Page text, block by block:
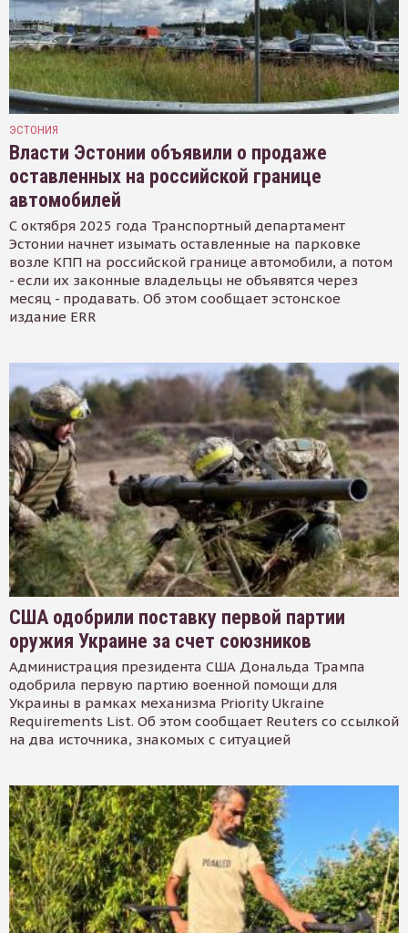
ЭСТОНИЯ
Власти Эстонии объявили о продаже
оставленных на российской границе
автомобилей
С октября 2025 года Транспортный департамент
Эстонии начнет изымать оставленные на парковке
возле КПП на российской границе автомобили, а потом
- если их законные владельцы не объявятся через
месяц - продавать. Об этом сообщает эстонское
издание ERR
США одобрили поставку первой партии
оружия Украине за счет союзников
Администрация президента США Дональда Трампа
одобрила первую партию военной помощи для
Украины в рамках механизма Priority Ukraine
Requirements List. Об этом сообщает Reuters со ссылкой
на два источника, знакомых с ситуацией